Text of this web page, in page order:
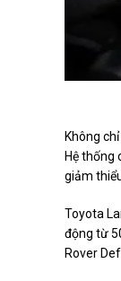
Không
Hệ thống
giảm
Toyota
động từ
Rover